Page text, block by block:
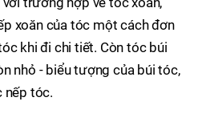
xoăn của tóc một cách đơn
khi đi chi tiết. Còn tóc búi
nhỏ - biểu tượng của búi tóc,
nếp tóc.